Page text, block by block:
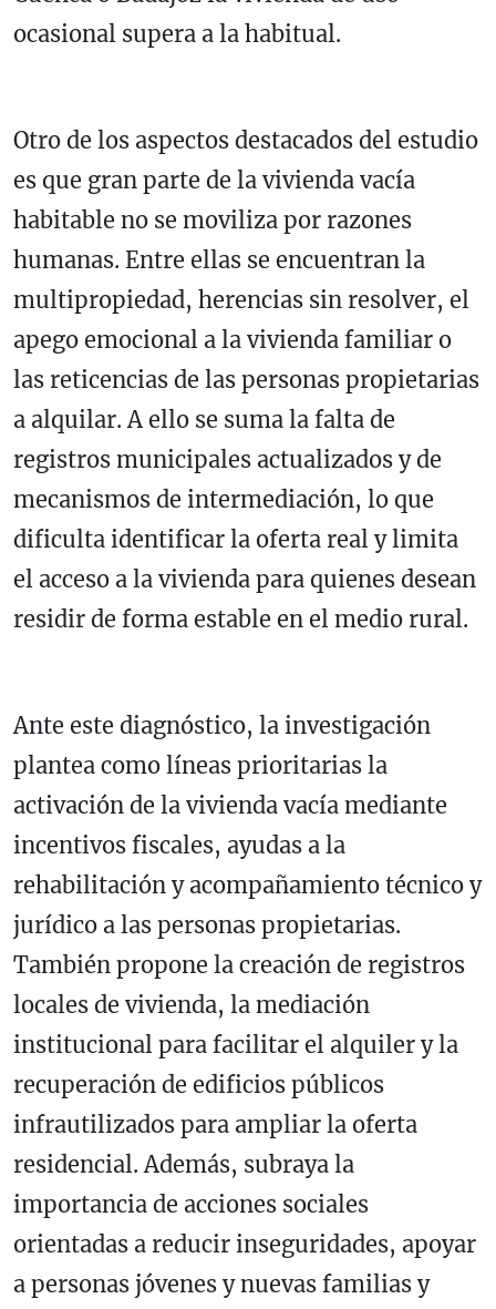
ocasional supera a la habitual.
Otro de los aspectos destacados del estudio
es que gran parte de la vivienda vacía
habitable no se moviliza por razones
humanas. Entre ellas se encuentran la
multipropiedad, herencias sin resolver, el
apego emocional a la vivienda familiar o
las reticencias de las personas propietarias
a alquilar. A ello se suma la falta de
registros municipales actualizados y de
mecanismos de intermediación, lo que
dificulta identificar la oferta real y limita
el acceso a la vivienda para quienes desean
residir de forma estable en el medio rural.
Ante este diagnóstico, la investigación
plantea como líneas prioritarias la
activación de la vivienda vacía mediante
incentivos fiscales, ayudas a la
rehabilitación y acompañamiento técnico y
jurídico a las personas propietarias.
También propone la creación de registros
locales de vivienda, la mediación
institucional para facilitar el alquiler y la
recuperación de edificios públicos
infrautilizados para ampliar la oferta
residencial. Además, subraya la
importancia de acciones sociales
orientadas a reducir inseguridades, apoyar
a personas jóvenes y nuevas familias y